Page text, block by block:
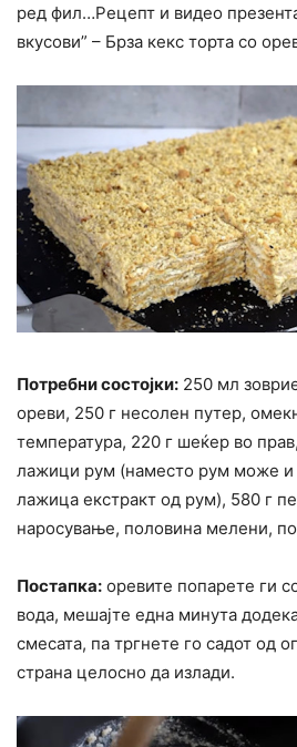
ред фил…Рецепт и видео
вкусови” – Брза кекс торта со
Потребни состојки: 250 мл
ореви, 250 г несолен путер,
температура, 220 г шеќер во
лажици рум (наместо рум може и
лажица екстракт од рум), 580 г
наросување, половина мелени,
Постапка: оревите попарете ги
вода, мешајте една минута
смесата, па тргнете го садот од
страна целосно да излади.